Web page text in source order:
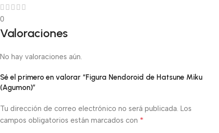
0
Valoraciones
No hay valoraciones aún.
Sé el primero en valorar “Figura Nendoroid de Hatsune Miku
(Agumon)”
Tu dirección de correo electrónico no será publicada. Los
campos obligatorios están marcados con *